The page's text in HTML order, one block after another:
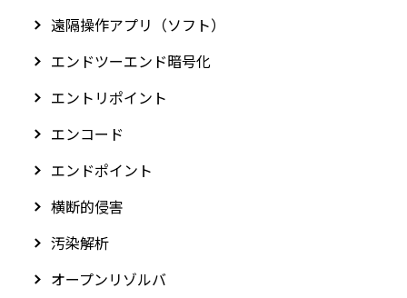
遠隔操作アプリ（ソフト）
エンドツーエンド暗号化
エントリポイント
エンコード
エンドポイント
横断的侵害
汚染解析
オープンリゾルバ